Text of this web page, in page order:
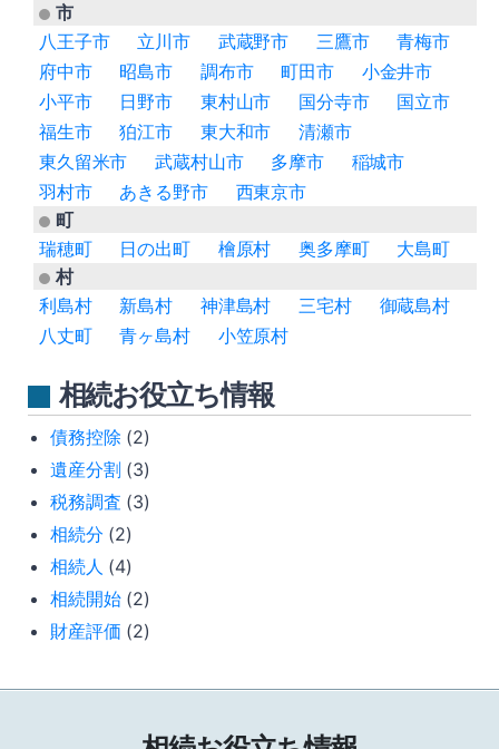
市
八王子市
立川市 武蔵野市 三鷹市
青梅市
府中市
昭島市 調布市 町田市
小金井市
小平市
日野市 東村山市 国分寺市
国立市
福生市
狛江市 東大和市
清瀬市
東久留米市
武蔵村山市 多摩市
稲城市
羽村市
あきる野市
西東京市
町
瑞穂町
日の出町 檜原村 奥多摩町
大島町
村
利島村
新島村 神津島村 三宅村
御蔵島村
八丈町
青ヶ島村 小笠原村
相続お役立ち情報
債務控除 (2)
遺産分割 (3)
税務調査 (3)
相続分 (2)
相続人 (4)
相続開始(2)
財産評価 (2)